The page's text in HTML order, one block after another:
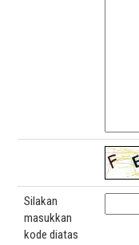
Silakan
masukkan
kode diatas